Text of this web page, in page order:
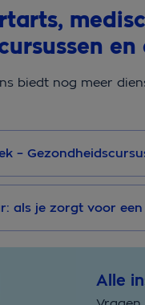
biedt nog meer
–
als je zorgt voor
Alle